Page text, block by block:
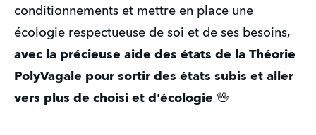
conditionnements et mettre en place une
écologie respectueuse de soi et de ses besoins,
avec la précieuse aide des états de la Théorie
PolyVagale pour sortir des états subis et aller
vers plus de choisi et d'écologie 🖖